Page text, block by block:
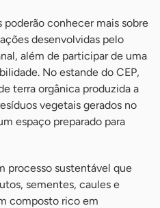
conhecer mais sobre
desenvolvidas pelo
além de participar de uma
No estande do CEP,
terra orgânica produzida a
vegetais gerados no
espaço preparado para
processo sustentável que
sementes, caules e
composto rico em